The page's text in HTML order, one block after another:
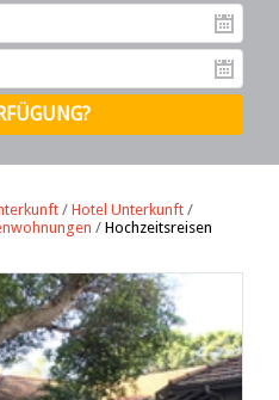
/ Hotel Unterkunft/
/ Hochzeitsreisen